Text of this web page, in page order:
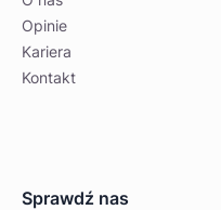
Opinie
Kariera
Kontakt
Sprawdź nas